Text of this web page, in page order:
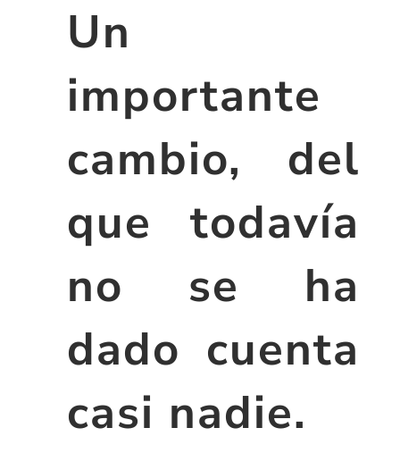
Un
importante
cambio, del
que todavía
no se ha
dado cuenta
casi nadie.